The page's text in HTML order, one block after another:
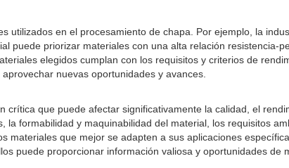
en el procesamiento de chapa. Por ejemplo, la
puede priorizar materiales con una alta relación resistencia-
elegidos cumplan con los requisitos y criterios de
nuevas oportunidades y avances.
que puede afectar significativamente la calidad, el
formabilidad y maquinabilidad del material, los requisitos
que mejor se adapten a sus aplicaciones
puede proporcionar información valiosa y oportunidades de